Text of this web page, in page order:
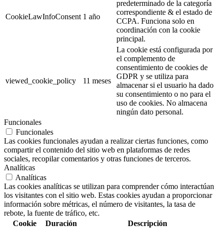
CookieLawInfoConsent 1 año
predeterminado de la categoría
correspondiente & el estado de
CCPA. Funciona solo en
coordinación con la cookie
principal.
viewed_cookie_policy 11 meses
La cookie está configurada por
el complemento de
consentimiento de cookies de
GDPR y se utiliza para
almacenar si el usuario ha dado
su consentimiento o no para el
uso de cookies. No almacena
ningún dato personal.
Funcionales
Funcionales
Las cookies funcionales ayudan a realizar ciertas funciones, como
compartir el contenido del sitio web en plataformas de redes
sociales, recopilar comentarios y otras funciones de terceros.
Analíticas
Analíticas
Las cookies analíticas se utilizan para comprender cómo interactúan
los visitantes con el sitio web. Estas cookies ayudan a proporcionar
información sobre métricas, el número de visitantes, la tasa de
rebote, la fuente de tráfico, etc.
Cookie
Duración Descripción